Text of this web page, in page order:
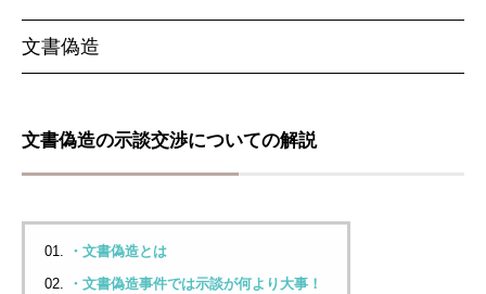
文書偽造
文書偽造の示談交渉についての解説
・文書偽造とは
・文書偽造事件では示談が何より大事！